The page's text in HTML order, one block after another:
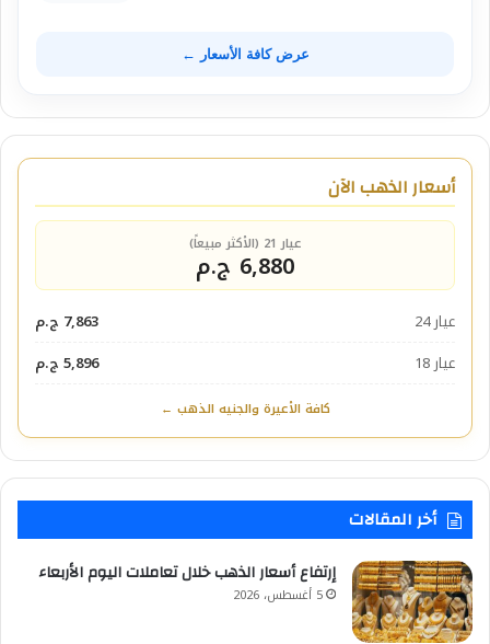
عرض كافة الأسعار ←
أسعار الذهب الآن
عيار 21 (الأكثر مبيعاً)
6,880 ج.م
عيار 24
7,863 ج.م
عيار 18
5,896 ج.م
كافة الأعيرة والجنيه الذهب ←
أخر المقالات
إرتفاع أسعار الذهب خلال تعاملات اليوم الأربعاء
5 أغسطس، 2026